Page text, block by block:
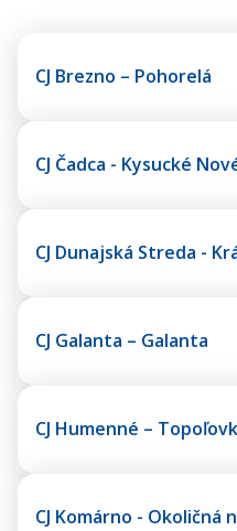
CJ Brezno – Pohorelá
CJ Čadca - Kysucké
CJ Dunajská Streda -
CJ Galanta – Galanta
CJ Humenné –
CJ Komárno - Okoličná